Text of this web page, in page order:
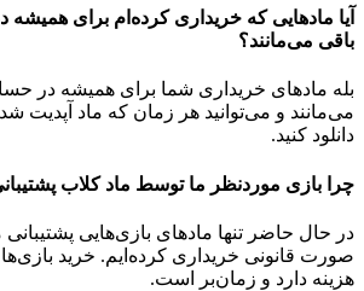
آیا مادهایی که خریداری کرده‌ام برای
باقی می‌مانند؟
بله مادهای خریداری شما برای همیشه در
می‌مانند و می‌توانید هر زمان که ماد آپدیت
دانلود کنید.
چرا بازی موردنظر ما توسط ماد کلاب
در حال حاضر تنها مادهای بازی‌هایی
صورت قانونی خریداری کرده‌ایم. خرید
هزینه دارد و زمان‌بر است.